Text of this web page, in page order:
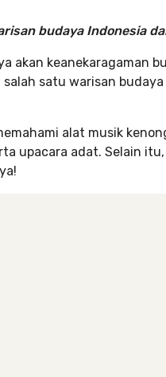
budaya Indonesia
akan keanekaragaman
satu warisan
alat musik
upacara adat. Selain